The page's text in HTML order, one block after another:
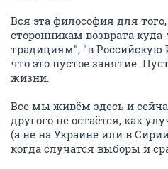
Вся эта философия для
сторонникам возврата
традициям", "в
что это пустое занятие.
жизни.
Все мы живём здесь и
другого не остаётся, как
(а не на Украине или в
когда случатся выборы и